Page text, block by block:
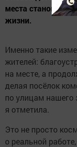
места становятся
жизни.
Именно такие
жителей:
на месте, а
делая посёлок
по улицам нашего
я отметила.
Это не просто
о реальной